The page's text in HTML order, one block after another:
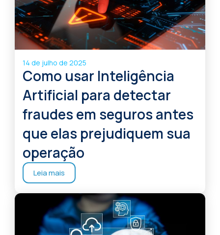
14 de julho de 2025
Como usar Inteligência
Artificial para detectar
fraudes em seguros antes
que elas prejudiquem sua
operação
Leia mais